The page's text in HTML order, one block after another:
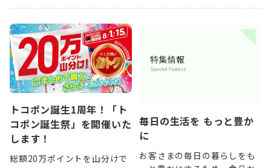
トコポン誕生1周年！「ト
コポン誕生祭」を開催いた
します！
総額20万ポイントを山分けで
毎日の生活を もっと豊か
に
お客さまの毎日の暮らしをも